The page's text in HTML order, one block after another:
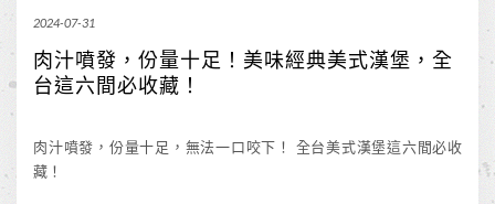
2024-07-31
肉汁噴發，份量十足！美味經典美式漢堡，全
台這六間必收藏！
肉汁噴發，份量十足，無法一口咬下！ 全台美式漢堡這六間必收
藏！